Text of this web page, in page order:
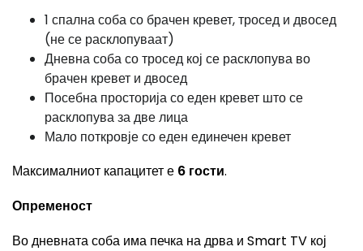
1 спална соба со брачен кревет, тросед и двосед
(не се расклопуваат)
Дневна соба со тросед кој се расклопува во
брачен кревет и двосед
Посебна просторија со еден кревет што се
расклопува за две лица
Мало поткровје со еден единечен кревет
Максималниот капацитет е 6 гости.
Опременост
Во дневната соба има печка на дрва и Smart TV кој